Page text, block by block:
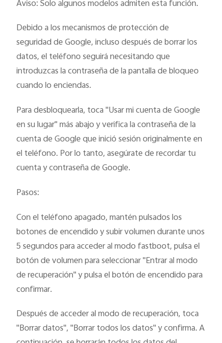
Aviso: Solo algunos modelos admiten esta función.
Debido a los mecanismos de protección de
seguridad de Google, incluso después de borrar los
datos, el teléfono seguirá necesitando que
introduzcas la contraseña de la pantalla de bloqueo
cuando lo enciendas.
Para desbloquearla, toca "Usar mi cuenta de Google
en su lugar" más abajo y verifica la contraseña de la
cuenta de Google que inició sesión originalmente en
el teléfono. Por lo tanto, asegúrate de recordar tu
cuenta y contraseña de Google.
Pasos:
Con el teléfono apagado, mantén pulsados los
botones de encendido y subir volumen durante unos
5 segundos para acceder al modo fastboot, pulsa el
botón de volumen para seleccionar "Entrar al modo
de recuperación" y pulsa el botón de encendido para
confirmar.
Después de acceder al modo de recuperación, toca
"Borrar datos", "Borrar todos los datos" y confirma. A